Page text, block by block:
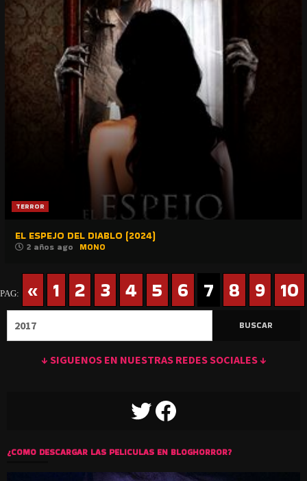
TERROR
EL ESPEJO DEL DIABLO (2024)
2 años ago MONO
PAG: « 1 2 3 4 5 6 7 8 9 10
↓ SIGUENOS EN NUESTRAS REDES SOCIALES ↓
TWITTERFACEBOOK
¿COMO DESCARGAR LAS PELICULAS EN BLOGHORROR?